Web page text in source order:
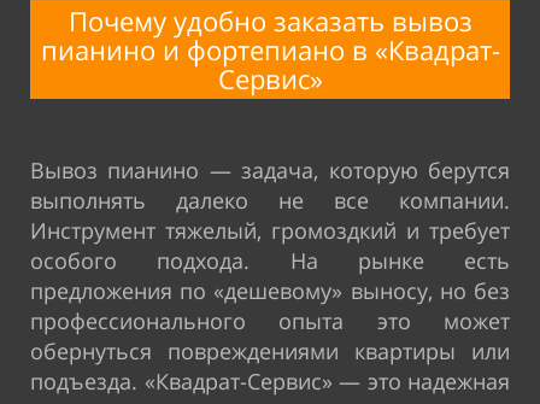
Почему удобно заказать вывоз
пианино и фортепиано в «Квадрат-
Сервис»
Вывоз пианино — задача, которую берутся
выполнять далеко не все компании.
Инструмент тяжелый, громоздкий и требует
особого подхода. На рынке есть
предложения по «дешевому» выносу, но без
профессионального опыта это может
обернуться повреждениями квартиры или
подъезда. «Квадрат-Сервис» — это надежная